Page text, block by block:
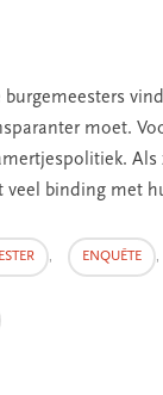
burgemeesters
moet.
veel binding met
, ENQUÊTE ,